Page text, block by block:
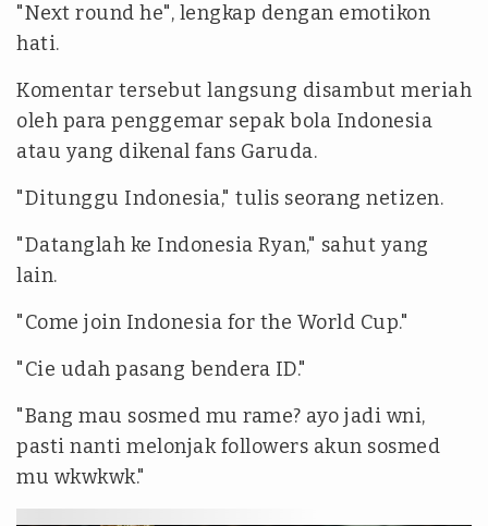
"Next round he", lengkap dengan emotikon
hati.
Komentar tersebut langsung disambut meriah
oleh para penggemar sepak bola Indonesia
atau yang dikenal fans Garuda.
"Ditunggu Indonesia," tulis seorang netizen.
"Datanglah ke Indonesia Ryan," sahut yang
lain.
"Come join Indonesia for the World Cup."
"Cie udah pasang bendera ID."
"Bang mau sosmed mu rame? ayo jadi wni,
pasti nanti melonjak followers akun sosmed
mu wkwkwk."